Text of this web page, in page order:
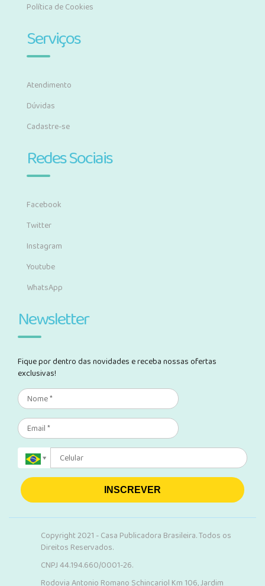
Política de Cookies
Serviços
Atendimento
Dúvidas
Cadastre-se
Redes Sociais
Facebook
Twitter
Instagram
Youtube
WhatsApp
Newsletter
Fique por dentro das novidades e receba nossas ofertas
exclusivas!
INSCREVER
Copyright 2021 - Casa Publicadora Brasileira. Todos os
Direitos Reservados.
CNPJ 44.194.660/0001-26.
Rodovia Antonio Romano Schincariol Km 106, Jardim